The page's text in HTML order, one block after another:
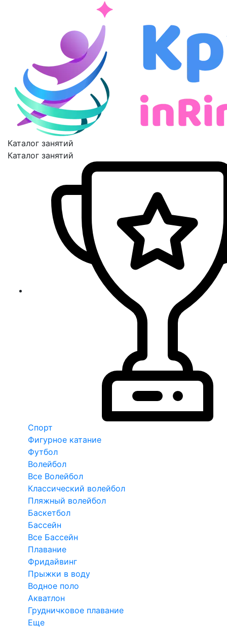
Каталог занятий
Каталог занятий
Спорт
Фигурное катание
Футбол
Волейбол
Все Волейбол
Классический волейбол
Пляжный волейбол
Баскетбол
Бассейн
Все Бассейн
Плавание
Фридайвинг
Прыжки в воду
Водное поло
Акватлон
Грудничковое плавание
Еще